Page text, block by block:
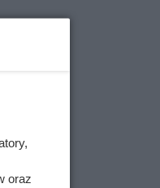
oraz